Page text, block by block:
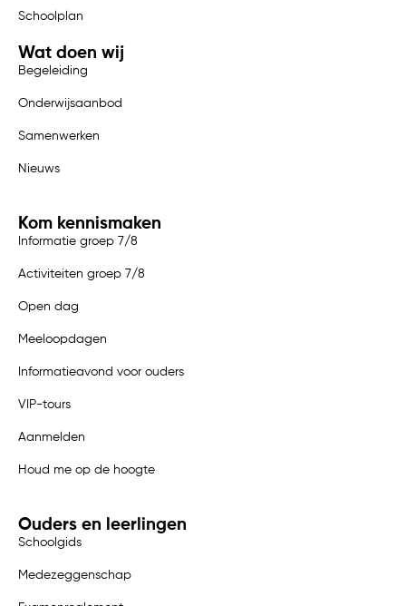
Schoolplan
Wat doen wij
Begeleiding
Onderwijsaanbod
Samenwerken
Nieuws
Kom kennismaken
Informatie groep 7/8
Activiteiten groep 7/8
Open dag
Meeloopdagen
Informatieavond voor ouders
VIP-tours
Aanmelden
Houd me op de hoogte
Ouders en leerlingen
Schoolgids
Medezeggenschap